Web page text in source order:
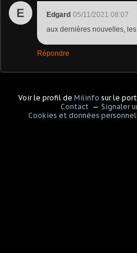
E Edgard 05/11/2021 08:07
aux dernières nouvelles,
Répondre
Voir le profil deMilinfo sur le
Contact
Signaler
Cookies et données